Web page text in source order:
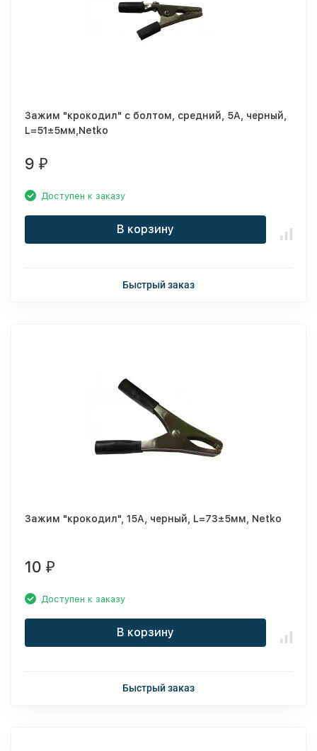
Зажим "крокодил" с болтом, средний, 5A, черный,
L=51±5мм,Netko
9 ₽
Доступен к заказу
В корзину
Быстрый заказ
Зажим "крокодил", 15A, черный, L=73±5мм, Netko
10 ₽
Доступен к заказу
В корзину
Быстрый заказ